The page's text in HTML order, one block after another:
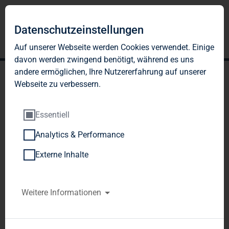
TAG Immobilien AG:
Anleihe 2013/2018 -
Platzierung erfolgreich
Öffentliches Angebot einer
Datenschutzeinstellungen
Auf unserer Webseite werden Cookies verwendet. Einige
davon werden zwingend benötigt, während es uns
andere ermöglichen, Ihre Nutzererfahrung auf unserer
Webseite zu verbessern.
Essentiell
Analytics & Performance
Externe Inhalte
Weitere Informationen